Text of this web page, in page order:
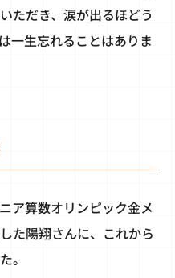
ただき、涙が出るほどう
一生忘れることはありま
ア算数オリンピック金メ
た陽翔さんに、これから
。